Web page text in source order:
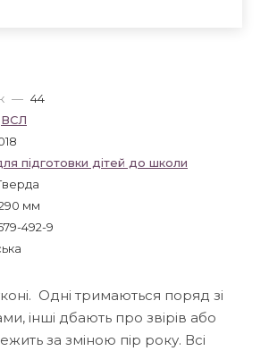
— 44
ВСЛ
підготовки дітей до школи
мм
492-9
Одні тримаються поряд зі
інші дбають про звірів або
за зміною пір року. Всі